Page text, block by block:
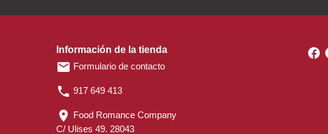
Información de la tienda
email Formulario de contacto
phone 917 649 413
location_on Food Romance Company
C/ Ulises 49. 28043